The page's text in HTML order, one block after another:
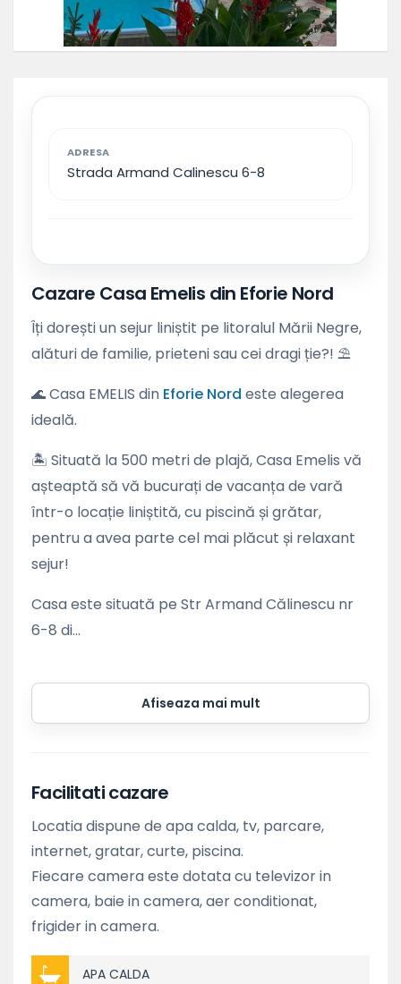
ADRESA
Strada Armand Calinescu 6-8
Cazare Casa Emelis din Eforie Nord
Îți dorești un sejur liniștit pe litoralul Mării Negre,
alături de familie, prieteni sau cei dragi ție?! ⛱
🌊 Casa EMELIS din Eforie Nord este alegerea
ideală.
🏝 Situată la 500 metri de plajă, Casa Emelis vă
așteaptă să vă bucurați de vacanța de vară
într-o locație liniștită, cu piscină și grătar,
pentru a avea parte cel mai plăcut și relaxant
sejur!
Casa este situată pe Str Armand Călinescu nr
6-8 di...
Afiseaza mai mult
Facilitati cazare
Locatia dispune de apa calda, tv, parcare,
internet, gratar, curte, piscina.
Fiecare camera este dotata cu televizor in
camera, baie in camera, aer conditionat,
frigider in camera.
APA CALDA